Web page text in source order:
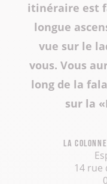
itinéraire est
longue
vue sur le
vous. Vous
long de la
sur la
La
14 rue